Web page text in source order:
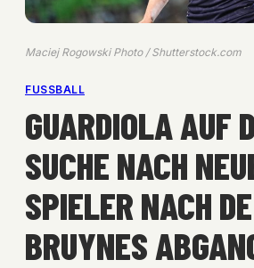
Maciej Rogowski Photo / Shutterstock.com
FUSSBALL
GUARDIOLA AUF
SUCHE NACH
SPIELER NACH DE
BRUYNES